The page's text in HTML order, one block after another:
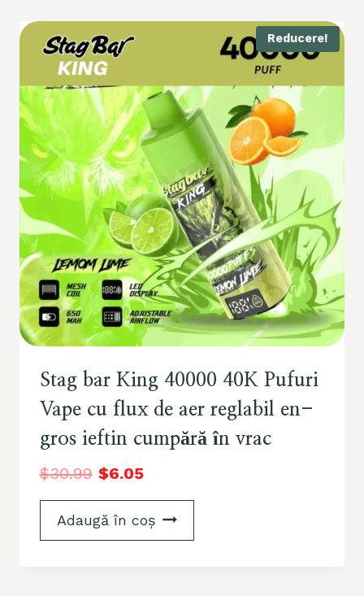
Reducere!
Stag bar King 40000 40K Pufuri
Vape cu flux de aer reglabil en-
gros ieftin cumpără în vrac
$30.99 $6.05
Adaugă în coș